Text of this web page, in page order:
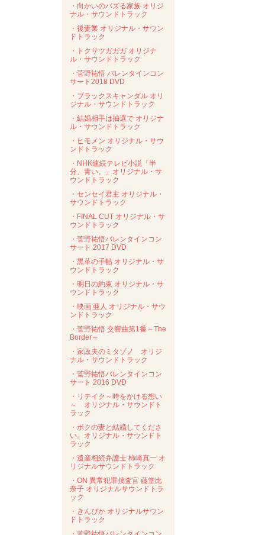
・向かいのバズる家族 オリジ
ナル・サウンドトラック
・後妻業 オリジナル・サウン
ドトラック
・トクサツガガガ オリジナ
ル・サウンドトラック
・菅野祐悟 バレンタインコン
サート2018 DVD
・ブラックスキャンダル オリ
ジナル・サウンドトラック
・結婚相手は抽選で オリジナ
ル・サウンドトラック
・ヒモメン オリジナル・サウ
ンドトラック
・NHK連続テレビ小説「半
分、青い。」オリジナル・サ
ウンドトラック
・センセイ君主 オリジナル・
サウンドトラック
・FINAL CUT オリジナル・サ
ウンドトラック
・菅野祐悟バレンタインコン
サート 2017 DVD
・黒革の手帖 オリジナル・サ
ウンドトラック
・明日の約束 オリジナル・サ
ウンドトラック
・映画 亜人 オリジナル・サウ
ンドトラック
・菅野祐悟 交響曲第1番～The
Border～
・家政夫のミタゾノ オリジ
ナル・サウンドトラック
・菅野祐悟バレンタインコン
サート 2016 DVD
・リテイク～時をかける想い
～ オリジナル・サウンドト
ラック
・ボクの妻と結婚してくださ
い。オリジナル・サウンドト
ラック
・遺産相続弁護士 柿崎真一 オ
リジナルサウンドトラック
・ON 異常犯罪捜査官 藤堂比
奈子 オリジナルサウンドトラ
ック
・きんぴか オリジナルサウン
ドトラック